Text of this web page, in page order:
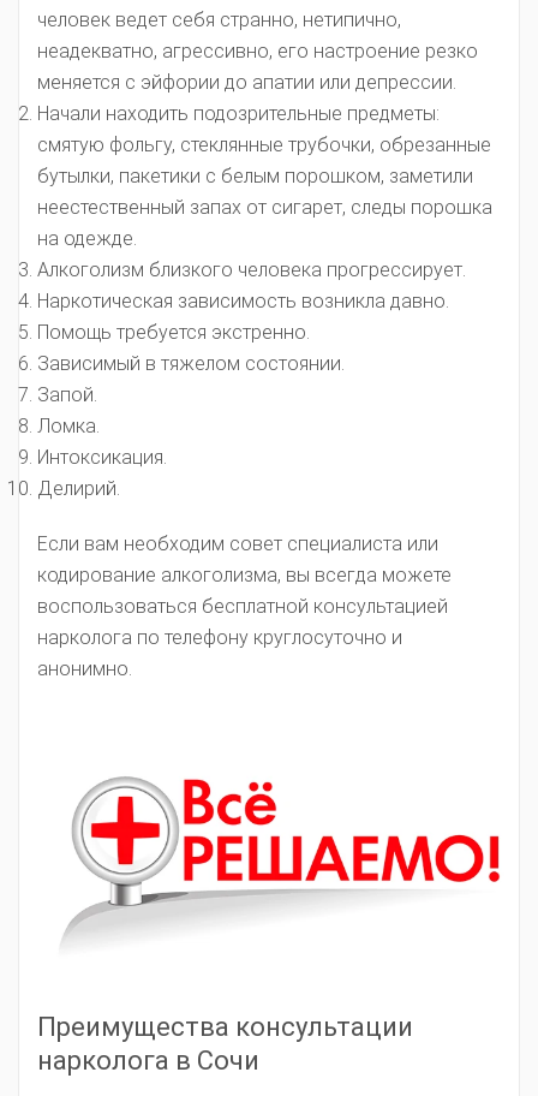
человек ведет себя странно, нетипично,
неадекватно, агрессивно, его настроение резко
меняется с эйфории до апатии или депрессии.
Начали находить подозрительные предметы:
смятую фольгу, стеклянные трубочки, обрезанные
бутылки, пакетики с белым порошком, заметили
неестественный запах от сигарет, следы порошка
на одежде.
Алкоголизм близкого человека прогрессирует.
Наркотическая зависимость возникла давно.
Помощь требуется экстренно.
Зависимый в тяжелом состоянии.
Запой.
Ломка.
Интоксикация.
Делирий.
Если вам необходим совет специалиста или
кодирование алкоголизма, вы всегда можете
воспользоваться бесплатной консультацией
нарколога по телефону круглосуточно и
анонимно.
Преимущества консультации
нарколога в Сочи